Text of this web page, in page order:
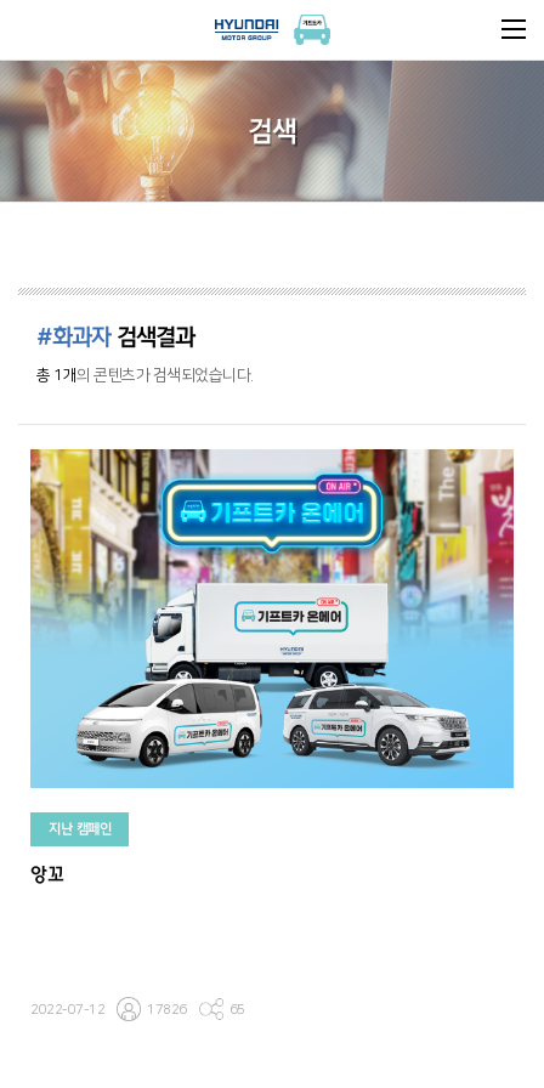
검색
#화과자검색결과
총 1개의 콘텐츠가 검색되었습니다.
지난 캠페인
앙꼬
2022-07-12 17826 65